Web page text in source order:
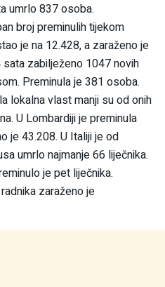
umrlo 837 osoba.
broj preminulih tijekom
je na 12.428, a zaraženo je
zabilježeno 1047 novih
Preminula je 381 osoba.
lokalna vlast manji su od onih
U Lombardiji je preminula
je 43.208. U Italiji je od
umrlo najmanje 66 liječnika.
je pet liječnika.
zaraženo je